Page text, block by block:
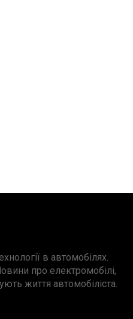
в автомобілях.
про електромобілі,
життя автомобіліста.